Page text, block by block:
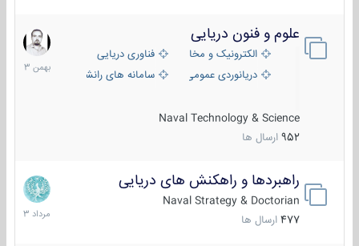
علوم و فنون دریایی
الکترونیک و مخابرات دریاییفناوری دریایی
دریانوردی عمومی
سامانه های رانشی دریایی
Naval Technology & Science
952 ارسال ها
6
بهمن
1403
راهبردها و راهکنش های دریایی
Naval Strategy & Doctorian
477 ارسال ها
2
مرداد
1403